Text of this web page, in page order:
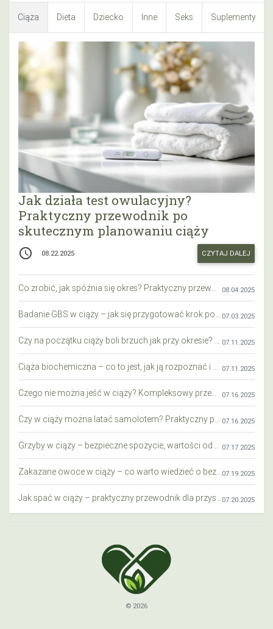
Ciąża Dieta Dziecko Inne Seks Suplementy
Jak działa test owulacyjny?
Praktyczny przewodnik po
skutecznym planowaniu ciąży
access_time 08.22.2025 CZYTAJ DALEJ
08.04.2025
07.03.2025
07.11.2025
07.11.2025
07.16.2025
07.16.2025
07.17.2025
07.19.2025
07.20.2025
© 2026